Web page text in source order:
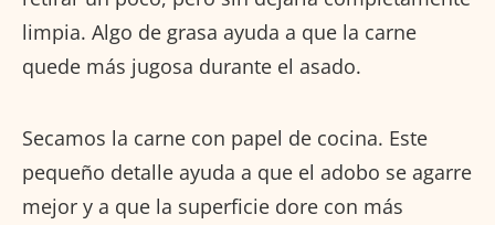
limpia. Algo de grasa ayuda a que la carne
quede más jugosa durante el asado.
Secamos la carne con papel de cocina. Este
pequeño detalle ayuda a que el adobo se agarre
mejor y a que la superficie dore con más